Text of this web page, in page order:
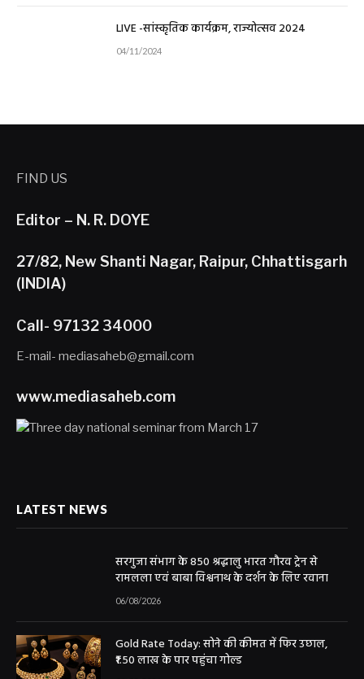
LIVE -सांस्कृतिक कार्यक्रम, राज्योत्सव 2024
04/11/2024
FIND US
Editor – N. R. DOYE
27/82, New Shanti Nagar, Raipur, Chhattisgarh
(INDIA)
Call- 97132 34000
E-mail- mediasaheb@gmail.com
www.mediasaheb.com
LATEST NEWS
सरगुजा संभाग के 850 श्रद्धालु भारत गौरव ट्रेन से
रामलला एवं बाबा विश्वनाथ के दर्शन के लिए रवाना
06/08/2026
Gold Rate Today: सोने की कीमत में फिर उछाल,
₹1.50 लाख के पार पहुंचा गोल्ड